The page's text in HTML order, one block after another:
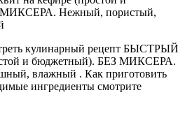
кулинарный рецепт БЫСТРЫЙ
и бюджетный). БЕЗ МИКСЕРА.
влажный . Как приготовить
ингредиенты смотрите